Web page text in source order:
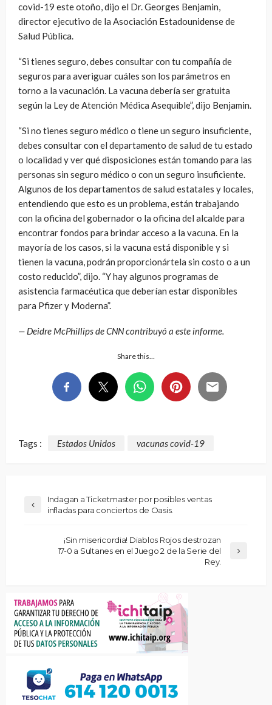
covid-19 este otoño, dijo el Dr. Georges Benjamin,
director ejecutivo de la Asociación Estadounidense de
Salud Pública.
“Si tienes seguro, debes consultar con tu compañía de
seguros para averiguar cuáles son los parámetros en
torno a la vacunación. La vacuna debería ser gratuita
según la Ley de Atención Médica Asequible”, dijo Benjamin.
“Si no tienes seguro médico o tiene un seguro insuficiente,
debes consultar con el departamento de salud de tu estado
o localidad y ver qué disposiciones están tomando para las
personas sin seguro médico o con un seguro insuficiente.
Algunos de los departamentos de salud estatales y locales,
entendiendo que esto es un problema, están trabajando
con la oficina del gobernador o la oficina del alcalde para
encontrar fondos para brindar acceso a la vacuna. En la
mayoría de los casos, si la vacuna está disponible y si
tienen la vacuna, podrán proporcionártela sin costo o a un
costo reducido”, dijo. “Y hay algunos programas de
asistencia farmacéutica que deberían estar disponibles
para Pfizer y Moderna”.
— Deidre McPhillips de CNN contribuyó a este informe.
Share this…
Tags : Estados Unidos vacunas covid-19
Indagan a Ticketmaster por posibles ventas
infladas para conciertos de Oasis.
¡Sin misericordia! Diablos Rojos destrozan
17-0 a Sultanes en el Juego 2 de la Serie del
Rey.